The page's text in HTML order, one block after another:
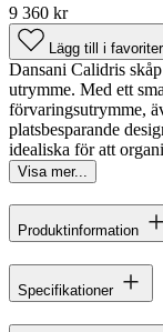
9 360 kr
Lägg till i favoriter
Dansani Calidris
utrymme. Med ett
förvaringsutrymme,
platsbesparande
idealiska för att
Visa mer...
Produktinformation
Specifikationer